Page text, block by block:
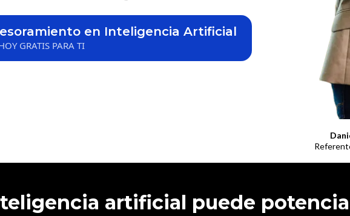
en Inteligencia Artificial
GRATIS PARA TI
artificial puede